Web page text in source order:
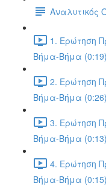
Αναλυτικός
1. Ερώτηση
Βήμα-Βήμα (0:19)
2. Ερώτηση
Βήμα-Βήμα (0:26)
3. Ερώτηση
Βήμα-Βήμα (0:13)
4. Ερώτηση
Βήμα-Βήμα (0:15)